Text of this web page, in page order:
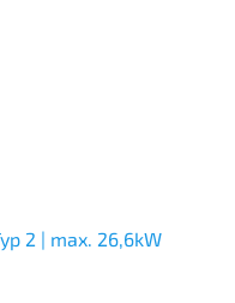
2 | max. 26,6kW